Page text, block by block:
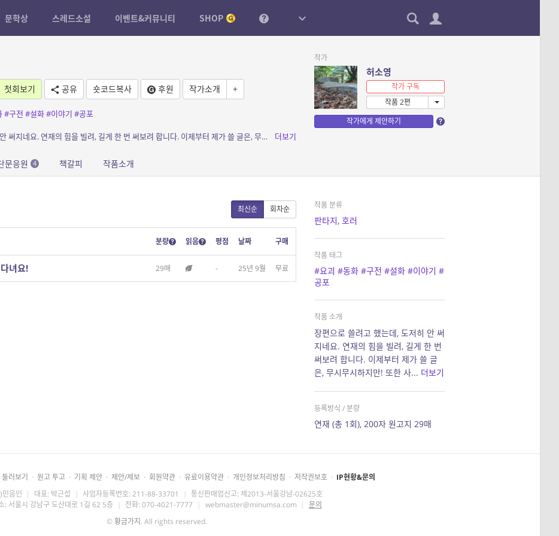
문학상 스레드소설 이벤트&커뮤니티 SHOP
첫회보기 공유 숏코드복사 후원 작가소개 +
#구전 #설화#이야기 #공포
소개: 장편으로 쓸려고 했는데, 도저히 안 써지네요. 연재의 힘을 빌려, 길게 한 번 써보려 합니다. 이제부터 제가 쓸 글은, 무시무시하지만! 또한 사람들이 눈웃음 짓고 볼 귀염둥이 요괴...
더보기
작가
허소영
작가 구독
작품 2편
작가에게 제안하기
문응원 4 책갈피 작품소개
최신순 회차순
분량 읽음 평점 날짜 구매
녀요! 29매 - 25년 9월 무료
작품 분류
판타지, 호러
작품 태그
#요괴 #동화 #구전 #설화 #이야기 #
공포
작품 소개
장편으로 쓸려고 했는데, 도저히 안 써
지네요. 연재의 힘을 빌려, 길게 한 번
써보려 합니다. 이제부터 제가 쓸 글
은, 무시무시하지만! 또한 사... 더보기
등록방식 / 분량
연재 (총 1회), 200자 원고지 29매
러보기 · 원고 투고 · 기획 제안 · 제안/제보 · 회원약관 · 유료이용약관 · 개인정보처리방침 · 저작권보호 · IP현황&문의
민음인 | 대표: 박근섭 | 사업자등록번호: 211-88-33701 | 통신판매업신고: 제2013-서울강남-02625호
: 서울시 강남구 도산대로 1길 62 5층 | 전화: 070-4021-7777 | webmaster@minumsa.com | 문의
©황금가지 . All rights reserved.